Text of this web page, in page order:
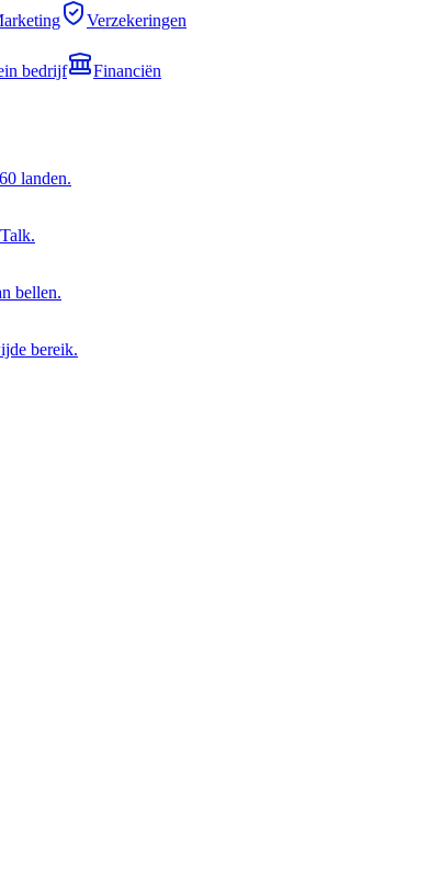
Verzekeringen
bedrijf
Financiën
landen.
bellen.
bereik.